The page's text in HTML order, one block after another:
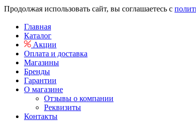
Продолжая использовать сайт, вы соглашаетесь с
Главная
Каталог
Акции
Оплата и доставка
Магазины
Бренды
Гарантии
О магазине
Отзывы о компании
Реквизиты
Контакты